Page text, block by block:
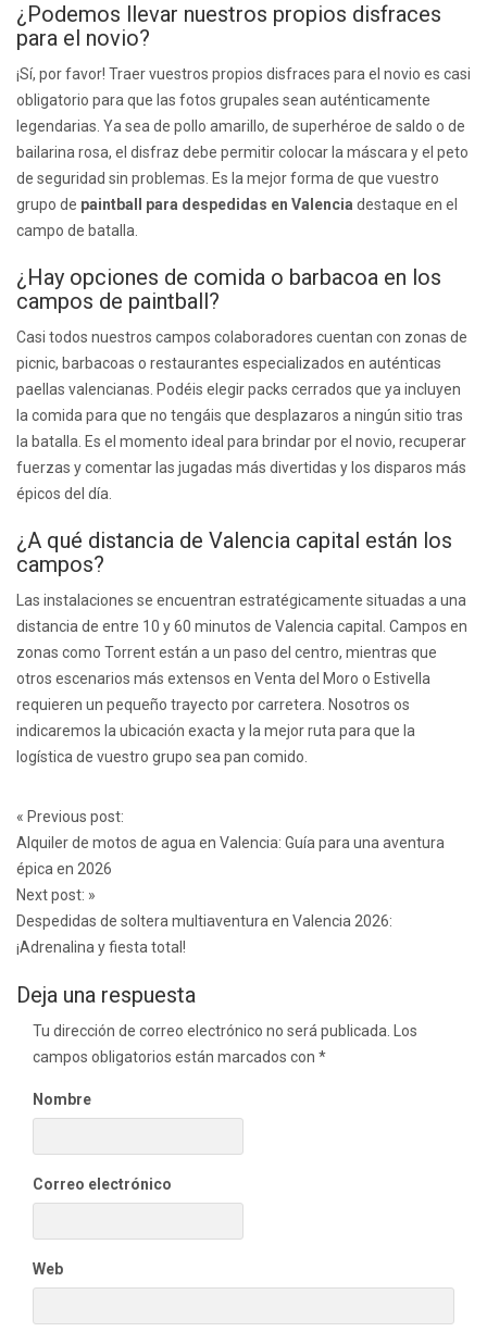
¿Podemos llevar nuestros propios disfraces
para el novio?
¡Sí, por favor! Traer vuestros propios disfraces para el novio es casi
obligatorio para que las fotos grupales sean auténticamente
legendarias. Ya sea de pollo amarillo, de superhéroe de saldo o de
bailarina rosa, el disfraz debe permitir colocar la máscara y el peto
de seguridad sin problemas. Es la mejor forma de que vuestro
grupo de paintball para despedidas en Valencia destaque en el
campo de batalla.
¿Hay opciones de comida o barbacoa en los
campos de paintball?
Casi todos nuestros campos colaboradores cuentan con zonas de
picnic, barbacoas o restaurantes especializados en auténticas
paellas valencianas. Podéis elegir packs cerrados que ya incluyen
la comida para que no tengáis que desplazaros a ningún sitio tras
la batalla. Es el momento ideal para brindar por el novio, recuperar
fuerzas y comentar las jugadas más divertidas y los disparos más
épicos del día.
¿A qué distancia de Valencia capital están los
campos?
Las instalaciones se encuentran estratégicamente situadas a una
distancia de entre 10 y 60 minutos de Valencia capital. Campos en
zonas como Torrent están a un paso del centro, mientras que
otros escenarios más extensos en Venta del Moro o Estivella
requieren un pequeño trayecto por carretera. Nosotros os
indicaremos la ubicación exacta y la mejor ruta para que la
logística de vuestro grupo sea pan comido.
Post
navigation
« Previous post:
Alquiler de motos de agua en Valencia: Guía para una aventura
épica en 2026
Next post: »
Despedidas de soltera multiaventura en Valencia 2026:
¡Adrenalina y fiesta total!
Deja una respuesta
Tu dirección de correo electrónico no será publicada.
Los
campos obligatorios están marcados con *
Nombre
Correo electrónico
Web